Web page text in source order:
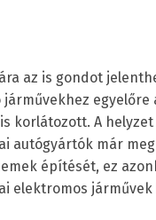
az is gondot
egyelőre
korlátozott. A helyzet
autógyártók már
építését, ez
elektromos járművek